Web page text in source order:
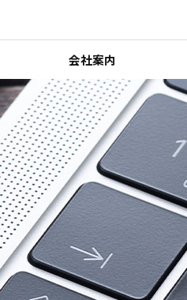
会社案内